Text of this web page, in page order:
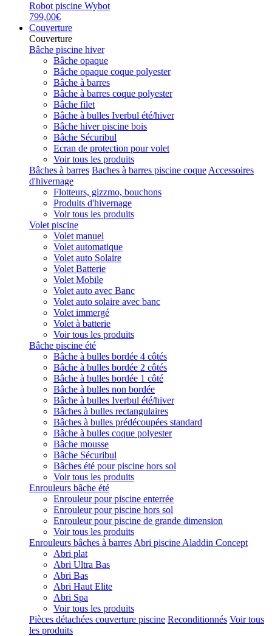
Robot piscine Wybot
799,00€
Couverture
Couverture
Bâche piscine hiver
Bâche opaque
Bâche opaque coque polyester
Bâche à barres
Bâche à barres coque polyester
Bâche filet
Bâche à bulles Iverbul été/hiver
Bâche hiver piscine bois
Bâche Sécuribul
Ecran de protection pour volet
Voir tous les produits
Bâches à barres Baches à barres piscine coque Accessoires
d'hivernage
Flotteurs, gizzmo, bouchons
Produits d'hivernage
Voir tous les produits
Volet piscine
Volet manuel
Volet automatique
Volet auto Solaire
Volet Batterie
Volet Mobile
Volet auto avec Banc
Volet auto solaire avec banc
Volet immergé
Volet à batterie
Voir tous les produits
Bâche piscine été
Bâche à bulles bordée 4 côtés
Bâche à bulles bordée 2 côtés
Bâche à bulles bordée 1 côté
Bâche à bulles non bordée
Bâche à bulles Iverbul été/hiver
Bâches à bulles rectangulaires
Bâches à bulles prédécoupées standard
Bâche à bulles coque polyester
Bâche mousse
Bâche Sécuribul
Bâches été pour piscine hors sol
Voir tous les produits
Enrouleurs bâche été
Enrouleur pour piscine enterrée
Enrouleur pour piscine hors sol
Enrouleur pour piscine de grande dimension
Voir tous les produits
Enrouleurs bâches à barres Abri piscine Aladdin Concept
Abri plat
Abri Ultra Bas
Abri Bas
Abri Haut Elite
Abri Spa
Voir tous les produits
Pièces détachées couverture piscine Reconditionnés Voir tous
les produits